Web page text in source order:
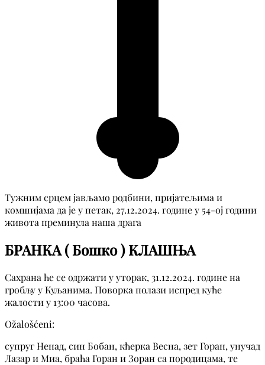
Тужним срцем јављамо родбини, пријатељима и
комшијама да је у петак, 27.12.2024. године у 54-ој години
живота преминула наша драга
БРАНКА ( Бошко ) КЛАШЊА
Сахрана ће се одржати у уторак, 31.12.2024. године на
гробљу у Куљанима. Поворка полази испред куће
жалости у 13:00 часова.
Ožalošćeni:
супруг Ненад, син Бобан, кћерка Весна, зет Горан, унучад
Лазар и Миа, браћа Горан и Зоран са породицама, те